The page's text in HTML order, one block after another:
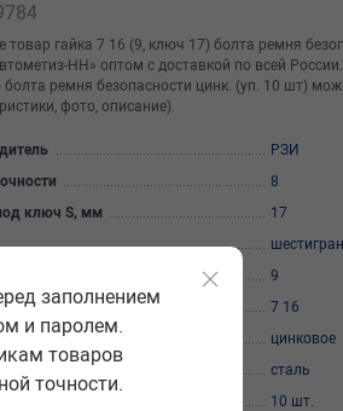
товар гайка 7 16 (9, ключ 17) болта ремня
НН» оптом с доставкой по всей
ремня безопасности цинк. (уп. 10 шт)
фото, описание).
РЗИ
8
ключ S, мм
17
шестигран.
9
резьбы и шаг d, мм
7 16
цинковое
сталь
10 шт.
заполнением
и паролем.
товаров
точности.